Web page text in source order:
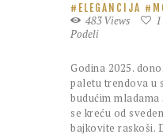
ELEGANCIJA
483Views 1
Podeli
Godina 2025.
paletu trendova u
budućim
se kreću od
bajkovite raskoši.